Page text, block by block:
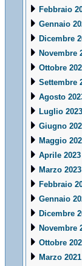
Febbraio
Gennaio
Dicembre
Novembre
Ottobre
Settembre
Agosto
Luglio 2023
Giugno
Maggio
Aprile 2023
Marzo 2023
Febbraio
Gennaio
Dicembre
Novembre
Ottobre
Marzo 2021